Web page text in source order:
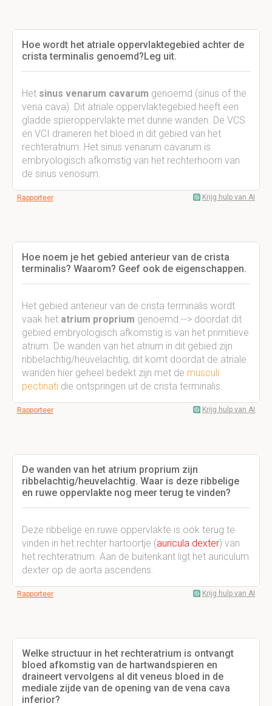
Hoe wordt het atriale oppervlaktegebied achter de
crista terminalis genoemd?Leg uit.
Het sinus venarum cavarum genoemd (sinus of the
vena cava). Dit atriale oppervlaktegebied heeft een
gladde spieroppervlakte met dunne wanden. De VCS
en VCI draineren het bloed in dit gebied van het
rechteratrium. Het sinus venarum cavarum is
embryologisch afkomstig van het rechterhoorn van
de sinus venosum.
Rapporteer Krijg hulp van AI
Hoe noem je het gebied anterieur van de crista
terminalis? Waarom? Geef ook de eigenschappen.
Het gebied anterieur van de crista terminalis wordt
vaak het atrium proprium genoemd.--> doordat dit
gebied embryologisch afkomstig is van het primitieve
atrium. De wanden van het atrium in dit gebied zijn
ribbelachtig/heuvelachtig, dit komt doordat de atriale
wanden hier geheel bedekt zijn met de musculi
pectinati die ontspringen uit de crista terminalis.
Rapporteer Krijg hulp van AI
De wanden van het atrium proprium zijn
ribbelachtig/heuvelachtig. Waar is deze ribbelige
en ruwe oppervlakte nog meer terug te vinden?
Deze ribbelige en ruwe oppervlakte is ook terug te
vinden in het rechter hartoortje (auricula dexter) van
het rechteratrium. Aan de buitenkant ligt het auriculum
dexter op de aorta ascendens.
Rapporteer Krijg hulp van AI
Welke structuur in het rechteratrium is ontvangt
bloed afkomstig van de hartwandspieren en
draineert vervolgens al dit veneus bloed in de
mediale zijde van de opening van de vena cava
inferior?